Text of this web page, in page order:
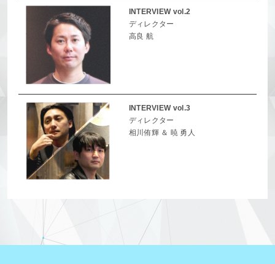
INTERVIEW vol.2
ディレクター
高良 航
INTERVIEW vol.3
ディレクター
相川侑輝 ＆ 暁 勇人